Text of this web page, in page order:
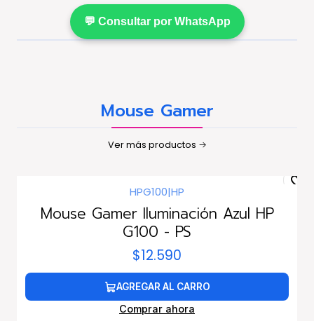
💬 Consultar por WhatsApp
Mouse Gamer
Ver más productos
HPG100|HP
Mouse Gamer Iluminación Azul HP
G100 - PS
$12.590
AGREGAR AL CARRO
Comprar ahora